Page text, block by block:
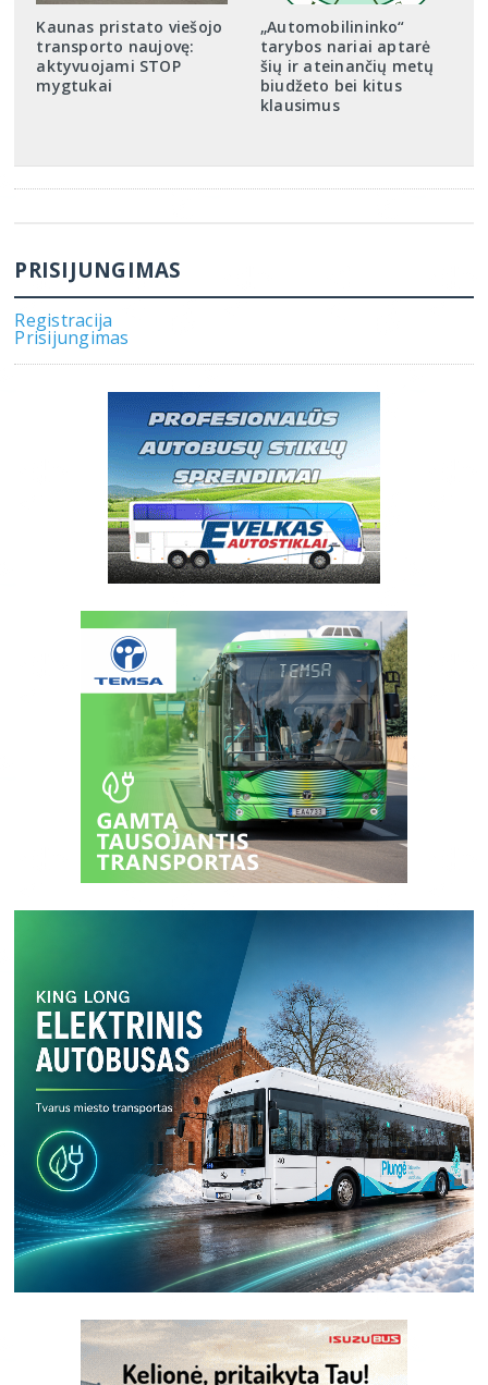
Kaunas pristato viešojo
transporto naujovę:
aktyvuojami STOP
mygtukai
„Automobilininko“
tarybos nariai aptarė
šių ir ateinančių metų
biudžeto bei kitus
klausimus
PRISIJUNGIMAS
Registracija
Prisijungimas